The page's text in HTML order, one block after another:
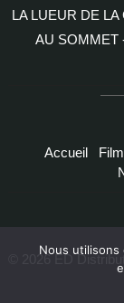
LA LUEUR DE LA
AU SOMMET
Accueil
© 2026 ED
Nous utilisons